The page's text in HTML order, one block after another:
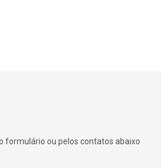
formulário ou pelos contatos abaixo